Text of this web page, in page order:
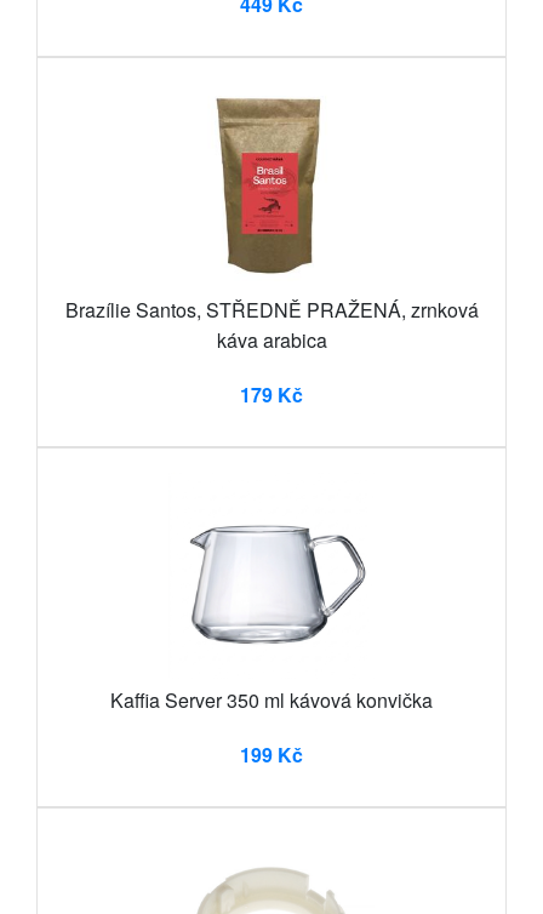
Brazílie Santos, STŘEDNĚ PRAŽENÁ, zrnková
káva arabica
179 Kč
Kaffia Server 350 ml kávová konvička
199 Kč